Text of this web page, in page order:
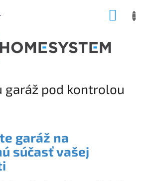
garáž pod kontrolou
garáž na
súčasť vašej